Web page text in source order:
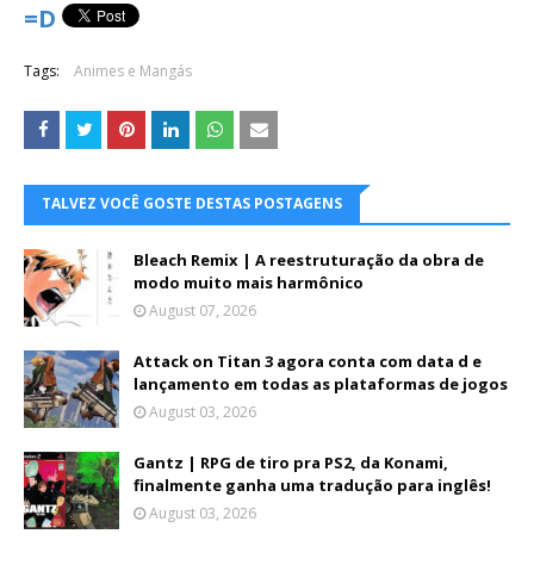
=D
Tags: Animes e Mangás
TALVEZ VOCÊ GOSTE DESTAS POSTAGENS
Bleach Remix | A reestruturação da obra de
modo muito mais harmônico
August 07, 2026
Attack on Titan 3 agora conta com data d e
lançamento em todas as plataformas de jogos
August 03, 2026
Gantz | RPG de tiro pra PS2, da Konami,
finalmente ganha uma tradução para inglês!
August 03, 2026